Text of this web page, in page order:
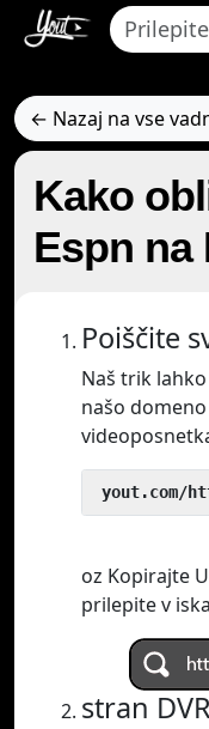
← Nazaj na vse
Kako
Espn na
Poiščite
Naš trik
našo
yout.com/
oz Kopirajte
prilepite v
stran DVR